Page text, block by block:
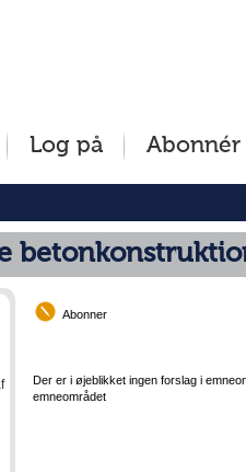
Log på Abonnér
Abonner
Der er i øjeblikket ingen forslag i
emneområdet